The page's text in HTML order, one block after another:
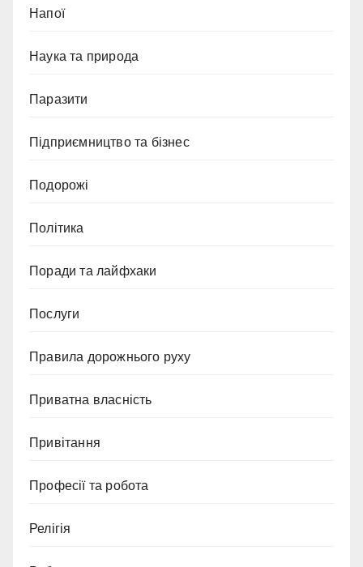
Напої
Наука та природа
Паразити
Підприємництво та бізнес
Подорожі
Політика
Поради та лайфхаки
Послуги
Правила дорожнього руху
Приватна власність
Привітання
Професії та робота
Релігія